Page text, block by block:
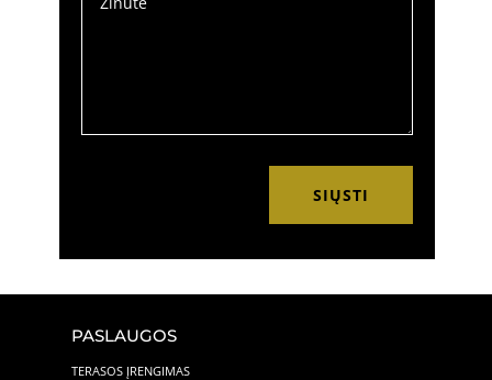
SIŲSTI
PASLAUGOS
TERASOS ĮRENGIMAS